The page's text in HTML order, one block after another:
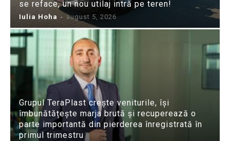
se reface, un nou utilaj intră pe teren!
Iulia Hoha - august 5, 2026
Grupul TeraPlast crește veniturile, își
îmbunătățește marja brută și recuperează o
parte importantă din pierderea înregistrată în
primul trimestru